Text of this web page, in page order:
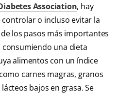
Association, hay
o incluso evitar la
los pasos más importantes
una dieta
alimentos con un índice
carnes magras, granos
bajos en grasa. Se